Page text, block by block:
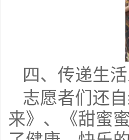
四、传递生
志愿者们还
来》、《甜蜜